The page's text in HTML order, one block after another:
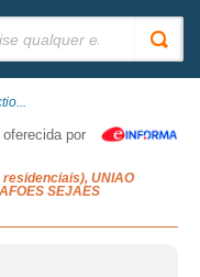
oferecida por
UNIAO
SEJAES